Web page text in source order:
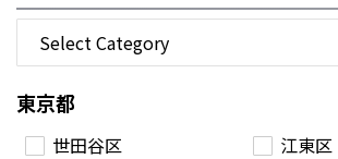
東京都
世田谷区
江東区